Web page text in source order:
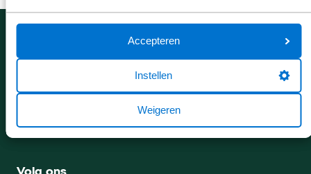
Accepteren
Instellen
Weigeren
Gemiddelde klantwaardering
9.1
Bekijk hier de reviews
van